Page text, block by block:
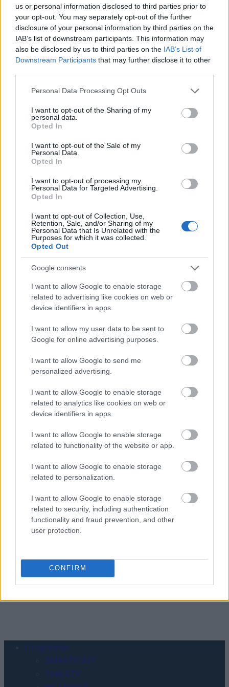
us or personal information disclosed to third parties prior to
your opt-out. You may separately opt-out of the further
disclosure of your personal information by third parties on the
IAB’s list of downstream participants. This information may
also be disclosed by us to third parties on the IAB’s List of
Downstream Participants that may further disclose it to other
Please note that this website/app uses one or more Google
not limited to your visit or usage behaviour. You may click to
grant or deny consent to Google and its third-party tags to
use your data for below specified purposes in below Google
consent section.
Personal Data Processing Opt Outs
I want to opt-out of the Sharing of my
personal data.
Opted In
I want to opt-out of the Sale of my
Personal Data.
Opted In
I want to opt-out of processing my
Personal Data for Targeted Advertising.
Opted In
I want to opt-out of Collection, Use,
Retention, Sale, and/or Sharing of my
Personal Data that Is Unrelated with the
Purposes for which it was collected.
Opted Out
Google consents
I want to allow Google to enable storage
related to advertising like cookies on web or
device identifiers in apps.
I want to allow my user data to be sent to
Google for online advertising purposes.
I want to allow Google to send me
personalized advertising.
I want to allow Google to enable storage
related to analytics like cookies on web or
device identifiers in apps.
I want to allow Google to enable storage
related to functionality of the website or app.
I want to allow Google to enable storage
related to personalization.
I want to allow Google to enable storage
related to security, including authentication
functionality and fraud prevention, and other
user protection.
CONFIRM
Nowelizacja
ustawy o
informatyzacji
przynosi istotne
konsekwencje dla
mObywatel z
nowymi
Nowelizacja
opublikowana
Klimatyzator
Xiaomi z
w niższej cenie
DodajTabletowojako preferowane źródło w
Google
Nasze artykuły będą częściej pojawiać się w Twoich wynikach
Udostępnij Udostępnij
Bartosz Kaja
Entuzjasta telefonów od czasów Siemensa C35 oraz fan
doświadczenie liczę w dekadach.
KONTAKT
REDAKCJA
POLITYKA PRYWATNOŚCI
Urządzenia
SMARTFONY
TABLETY